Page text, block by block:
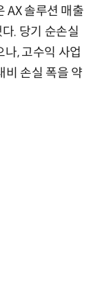
AX 솔루션 매출
. 당기 순손실
, 고수익 사업
비 손실 폭을 약